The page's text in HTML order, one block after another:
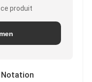
produit
Notation